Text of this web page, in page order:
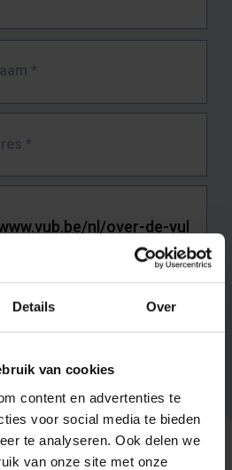
Details Over
van cookies
content en advertenties te
voor social media te bieden
te analyseren. Ook delen we
van onze site met onze
*
*
van de pagina waar je de fout zag.